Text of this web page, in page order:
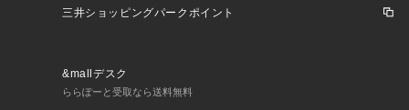
三井ショッピングパークポイント
&mallデスク
ららぽーと受取なら送料無料